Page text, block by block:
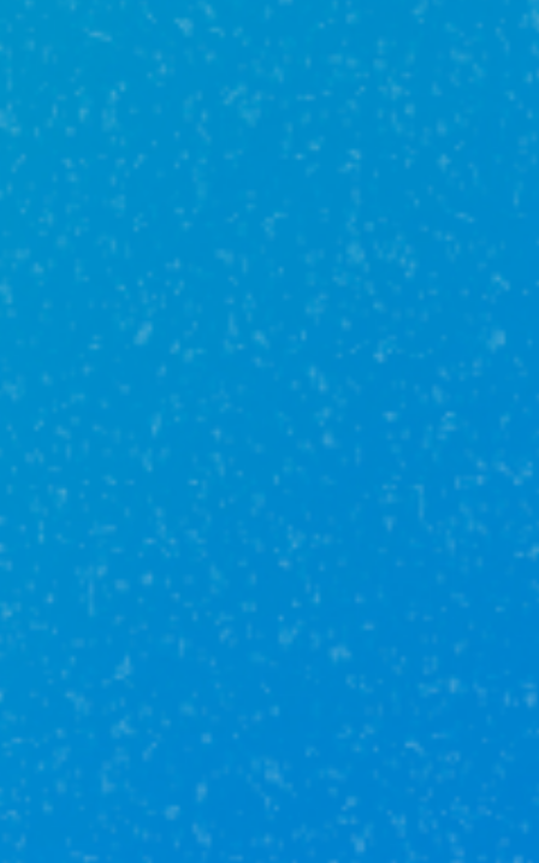
Риски, включенные в полис
Имущество
Аварии инженерных систем, проникновение воды из
чужих помещений
Пожар, стихийные бедствия, взрыв, противоправные
действия третьих лиц
Падение летательных аппаратов, наезд транспортных
средств, падение деревьев и иных предметов
Жизнь и здоровье
Инвалидность или смерть в результате несчастного
случая
По праву собственности (титул)
Ограничение или утрата права собственности
Тысячи клиентов выбрали нас